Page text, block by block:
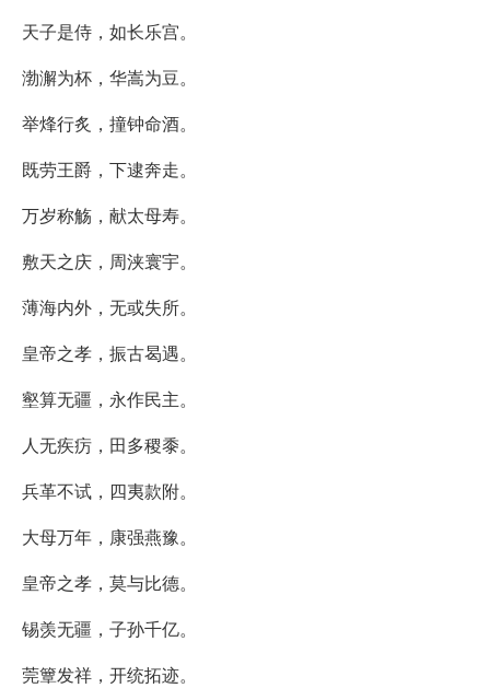
天子是侍，如长乐宫。
渤澥为杯，华嵩为豆。
举烽行炙，撞钟命酒。
既劳王爵，下逮奔走。
万岁称觞，献太母寿。
敷天之庆，周浃寰宇。
薄海内外，无或失所。
皇帝之孝，振古曷遇。
壑算无疆，永作民主。
人无疾疠，田多稷黍。
兵革不试，四夷款附。
大母万年，康强燕豫。
皇帝之孝，莫与比德。
锡羡无疆，子孙千亿。
莞簟发祥，开统拓迹。